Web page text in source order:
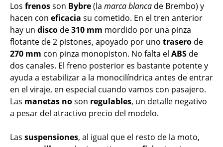
Los frenosson Bybre(la marca blanca de Brembo) y
hacen con eficacia su cometido. En el tren anterior
hay un disco de310 mm mordido por una pinza
flotante de 2 pistones, apoyado por uno trasero de
270 mm con pinza monopiston. No falta el ABS de
dos canales. El freno posterior es bastante potente y
ayuda a estabilizar a la monocilíndrica antes de entrar
en el viraje, en especial cuando vamos con pasajero.
Las manetas noson regulables, un detalle negativo
a pesar del atractivo precio del modelo.
Las suspensiones, al igual que el resto de la moto,